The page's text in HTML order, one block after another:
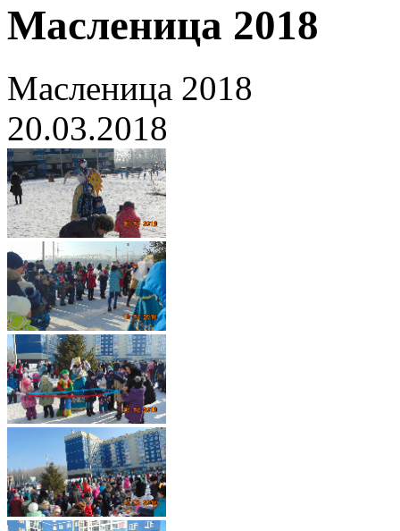
Масленица 2018
Масленица 2018
20.03.2018